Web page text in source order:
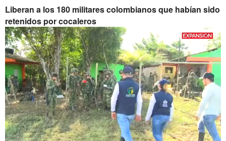
Liberan a los 180 militares colombianos que habían sido
retenidos por cocaleros